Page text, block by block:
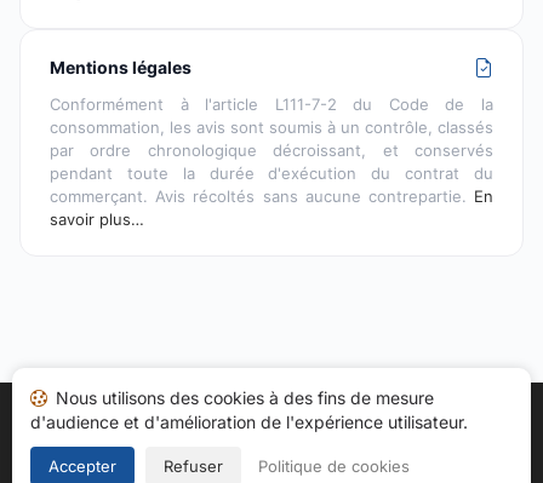
Mentions légales
Conformément à l'article L111-7-2 du Code de la
consommation, les avis sont soumis à un contrôle, classés
par ordre chronologique décroissant, et conservés
pendant toute la durée d'exécution du contrat du
commerçant. Avis récoltés sans aucune contrepartie. En
savoir plus…
Accueil Mes avis Catégories CGU
Cookies
Politique de confidentialité
Nous utilisons des cookies à des fins de mesure
d'audience et d'amélioration de l'expérience utilisateur.
Accepter Refuser Politique de cookies